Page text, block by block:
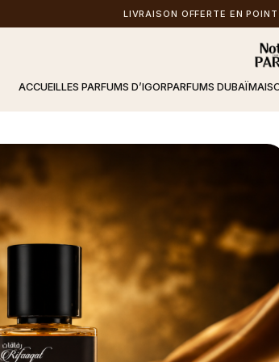
LIVRAISON OFFERTE EN
ACCUEILLES PARFUMS D’IGORPARFUMS DUBAÏ